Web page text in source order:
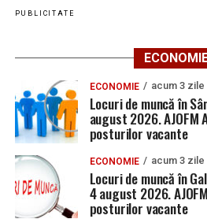
PUBLICITATE
ECONOMIE acum 3 zile
Locuri de muncă în
august 2026.
posturilor vacante
ECONOMIE acum 3 zile
Locuri de muncă în
4 august 2026.
posturilor vacante